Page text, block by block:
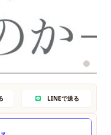
LINEで送る